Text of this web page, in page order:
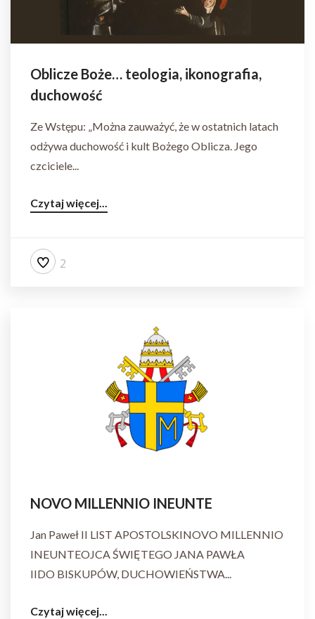
Oblicze Boże… teologia, ikonografia,
duchowość
Ze Wstępu: „Można zauważyć, że w ostatnich latach
odżywa duchowość i kult Bożego Oblicza. Jego
czciciele...
Czytaj więcej...
2
NOVO MILLENNIO INEUNTE
Jan Paweł II LIST APOSTOLSKINOVO MILLENNIO
INEUNTEOJCA ŚWIĘTEGO JANA PAWŁA
IIDO BISKUPÓW, DUCHOWIEŃSTWA...
Czytaj więcej...